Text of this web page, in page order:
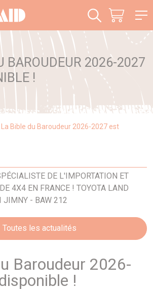
BAROUDEUR 2026-2027
!
La Bible du Baroudeur 2026-2027 est
DE L'IMPORTATION ET
4X4 EN FRANCE ! TOYOTA LAND
JIMNY - BAW 212
Toutes les actualités
Baroudeur 2026-
!
cookies